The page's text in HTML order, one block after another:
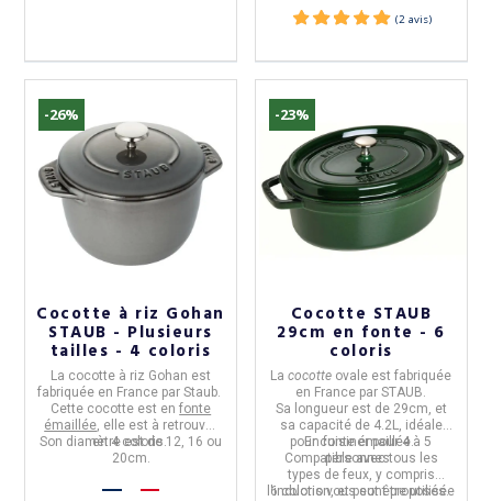
-26%
Cocotte à riz Gohan
STAUB - Plusieurs
tailles - 4 coloris
La cocotte à riz Gohan est
fabriquée en France par Staub.
Cette cocotte est enfonte
émaillée, elle est à retrouver
en 4 coloris.
Son diamètre est de 12, 16 ou
20cm.
-23%
Cocotte STAUB
29cm en fonte - 6
coloris
Lacocotte ovale est fabriquée
en France parSTAUB.
Sa longueur est de 29cm, et
sa capacité de4.2L, idéale
pour cuisiner pour4 à 5
personnes.
En fonte émaillée.
Compatible avec tous les
types de feux, y compris
l'induction, et peut être utilisée
6 colorisvous sont proposés.